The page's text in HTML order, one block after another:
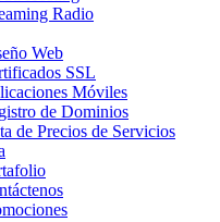
Radio
Web
SSL
Móviles
de Dominios
de Precios de Servicios